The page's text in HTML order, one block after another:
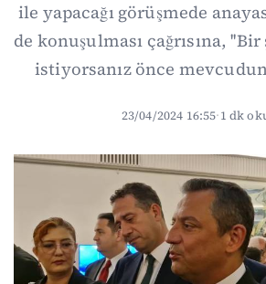
ile yapacağı görüşmede
de konuşulması çağrısına,
istiyorsanız önce
23/04/2024 16:55·1 dk